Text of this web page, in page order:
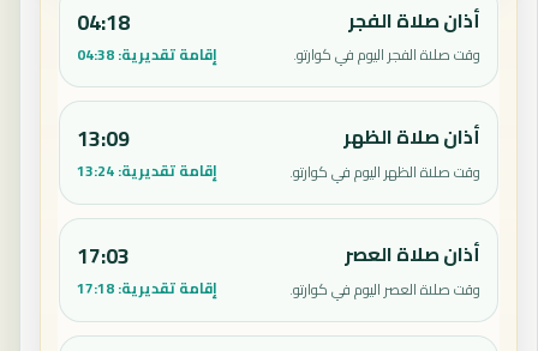
أذان صلاة الفجر
وقت صلاة الفجر اليوم في كوارتو.
04:18
إقامة تقديرية:04:38
أذان صلاة الظهر
وقت صلاة الظهر اليوم في كوارتو.
13:09
إقامة تقديرية:13:24
أذان صلاة العصر
وقت صلاة العصر اليوم في كوارتو.
17:03
إقامة تقديرية:17:18